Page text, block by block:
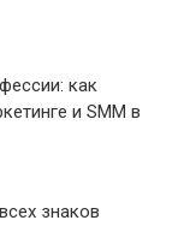
как
и SMM в
знаков